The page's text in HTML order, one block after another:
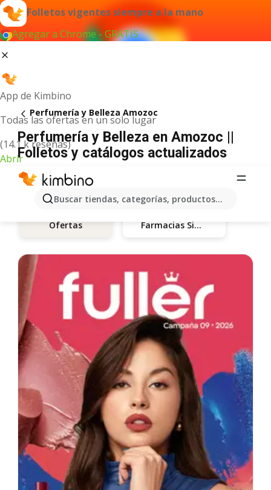
Folletos vigentes siempre a la mano
Agregar a Chrome - GRATIS
App de Kimbino
Todas las ofertas en un solo lugar
(14.1 k reseñas)
Abrir
Buscar tiendas, categorías, productos...
Perfumería y Belleza Amozoc
Perfumería y Belleza en Amozoc ||
Folletos y catálogos actualizados
Ofertas Farmacias Similares